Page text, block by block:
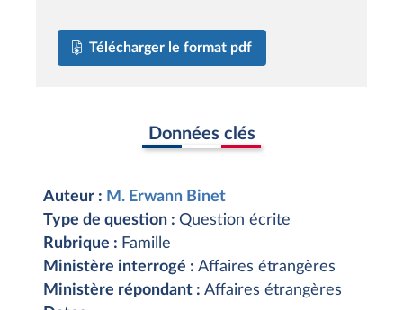
Télécharger le format pdf
Données clés
Auteur : M. Erwann Binet
Type de question : Question écrite
Rubrique : Famille
Ministère interrogé : Affaires étrangères
Ministère répondant : Affaires étrangères